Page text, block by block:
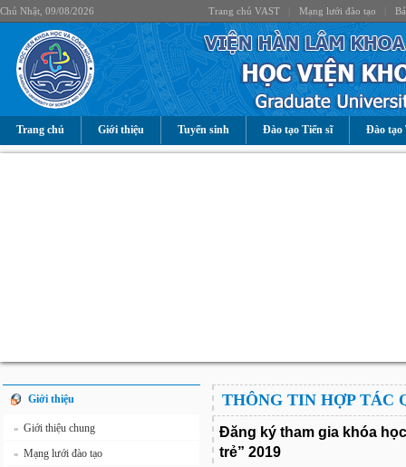
Chủ Nhật, 09/08/2026 Trang chủ VAST Mạng lưới đào tạo
Trang chủ Giới thiệu Tuyển sinh Đào tạo Tiến sĩ Đào tạo
Giới thiệu
» Giới thiệu chung
» Mạng lưới đào tạo
THÔNG TIN HỢP TÁC
Đăng ký tham gia khóa
trẻ” 2019